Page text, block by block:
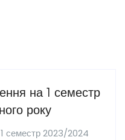
на 1 семестр
року
семестр 2023/2024